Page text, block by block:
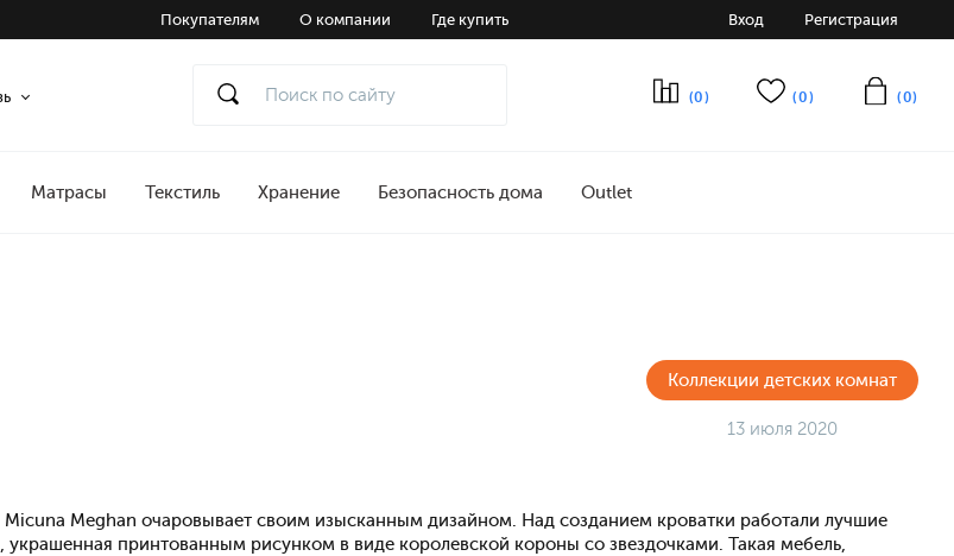
Покупателям О компании Где купить Вход Регистрация
(0) (0) (0)
Матрасы Текстиль Хранение Безопасность дома Outlet
Коллекции детских комнат
13 июля 2020
Meghan очаровывает своим изысканным дизайном. Над созданием кроватки работали лучшие
принтованным рисунком в виде королевской короны со звездочками. Такая мебель,